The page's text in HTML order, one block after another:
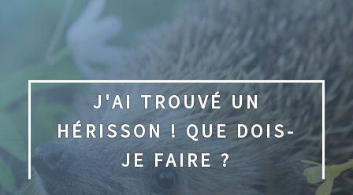
J'AI TROUVÉ UN
HÉRISSON ! QUE DOIS-
JE FAIRE ?